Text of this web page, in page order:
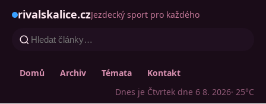
rivalskalice.czJezdecký sport pro každého
Domů Archiv Témata
Kontakt
Dnes je Čtvrtek dne 6 8. 2026· 25°C